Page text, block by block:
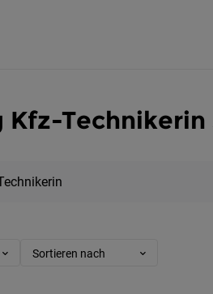
Kfz-Technikerin
Sortieren nach